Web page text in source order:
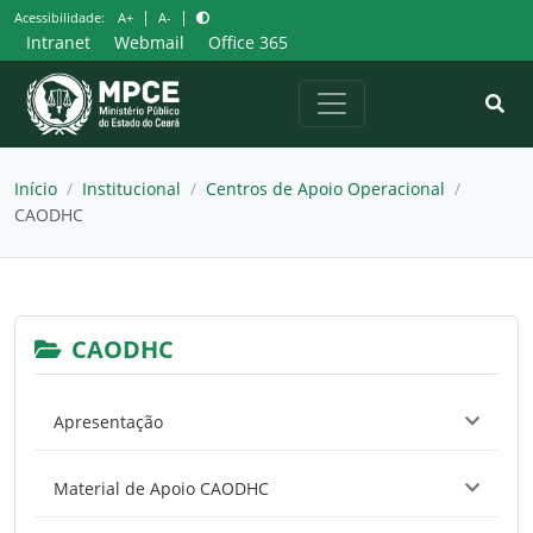
Pular
para
o
conteúdo
Acessibilidade: A+ | A- |
Intranet Webmail Office 365
Início / Institucional / Centros de Apoio Operacional /
CAODHC
CAODHC
Apresentação
Áreas de Atuação
Material de Apoio CAODHC